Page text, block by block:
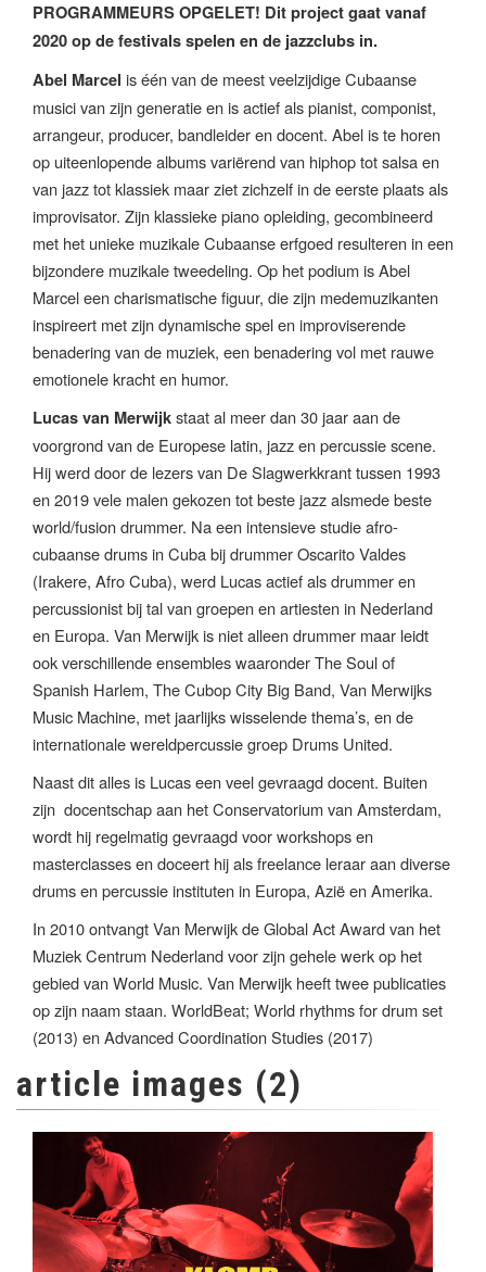
PROGRAMMEURS OPGELET! Dit project gaat vanaf
2020 op de festivals spelen en de jazzclubs in.
Abel Marcel is één van de meest veelzijdige Cubaanse
musici van zijn generatie en is actief als pianist, componist,
arrangeur, producer, bandleider en docent. Abel is te horen
op uiteenlopende albums variërend van hiphop tot salsa en
van jazz tot klassiek maar ziet zichzelf in de eerste plaats als
improvisator. Zijn klassieke piano opleiding, gecombineerd
met het unieke muzikale Cubaanse erfgoed resulteren in een
bijzondere muzikale tweedeling. Op het podium is Abel
Marcel een charismatische figuur, die zijn medemuzikanten
inspireert met zijn dynamische spel en improviserende
benadering van de muziek, een benadering vol met rauwe
emotionele kracht en humor.
Lucas van Merwijkstaat al meer dan 30 jaar aan de
voorgrond van de Europese latin, jazz en percussie scene.
Hij werd door de lezers van De Slagwerkkrant tussen 1993
en 2019 vele malen gekozen tot beste jazz alsmede beste
world/fusion drummer. Na een intensieve studie afro-
cubaanse drums in Cuba bij drummer Oscarito Valdes
(Irakere, Afro Cuba), werd Lucas actief als drummer en
percussionist bij tal van groepen en artiesten in Nederland
en Europa. Van Merwijk is niet alleen drummer maar leidt
ook verschillende ensembles waaronder The Soul of
Spanish Harlem, The Cubop City Big Band, Van Merwijks
Music Machine, met jaarlijks wisselende thema’s, en de
internationale wereldpercussie groep Drums United.
Naast dit alles is Lucas een veel gevraagd docent. Buiten
zijn docentschap aan het Conservatorium van Amsterdam,
wordt hij regelmatig gevraagd voor workshops en
masterclasses en doceert hij als freelance leraar aan diverse
drums en percussie instituten in Europa, Azië en Amerika.
In 2010 ontvangt Van Merwijk de Global Act Award van het
Muziek Centrum Nederland voor zijn gehele werk op het
gebied van World Music. Van Merwijk heeft twee publicaties
op zijn naam staan. WorldBeat; World rhythms for drum set
(2013) en Advanced Coordination Studies (2017)
article images (2)